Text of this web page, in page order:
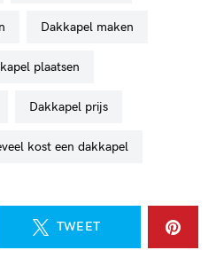
dakkapel maken
plaatsen
dakkapel prijs
kost een dakkapel
TWEET